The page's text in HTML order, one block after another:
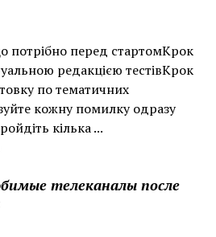
потрібно перед стартомКрок
редакцією тестівКрок
по тематичних
кожну помилку одразу
кілька ...
телеканалы после